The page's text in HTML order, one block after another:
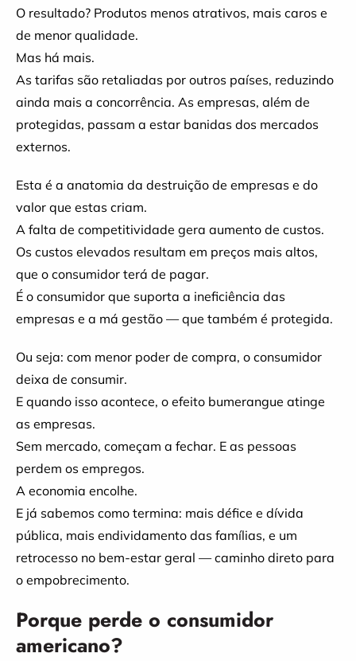
O resultado? Produtos menos atrativos, mais caros e
de menor qualidade.
Mas há mais.
As tarifas são retaliadas por outros países, reduzindo
ainda mais a concorrência. As empresas, além de
protegidas, passam a estar banidas dos mercados
externos.
Esta é a anatomia da destruição de empresas e do
valor que estas criam.
A falta de competitividade gera aumento de custos.
Os custos elevados resultam em preços mais altos,
que o consumidor terá de pagar.
É o consumidor que suporta a ineficiência das
empresas e a má gestão — que também é protegida.
Ou seja: com menor poder de compra, o consumidor
deixa de consumir.
E quando isso acontece, o efeito bumerangue atinge
as empresas.
Sem mercado, começam a fechar. E as pessoas
perdem os empregos.
A economia encolhe.
E já sabemos como termina: mais défice e dívida
pública, mais endividamento das famílias, e um
retrocesso no bem-estar geral — caminho direto para
o empobrecimento.
Porque perde o consumidor
americano?